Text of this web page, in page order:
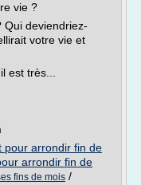
vie ?
Qui deviendriez-
votre vie et
est très...
pour arrondir fin de
arrondir fin de
fins de mois /